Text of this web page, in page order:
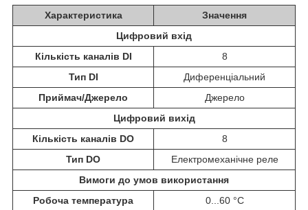
Характеристика
Значення
Цифровий вхід
Кількість каналів DI
8
Тип DI
Диференціальний
Приймач/Джерело
Джерело
Цифровий вихід
Кількість каналів DO
8
Тип DO
Електромеханічне реле
Вимоги до умов використання
Робоча температура
0...60 °C